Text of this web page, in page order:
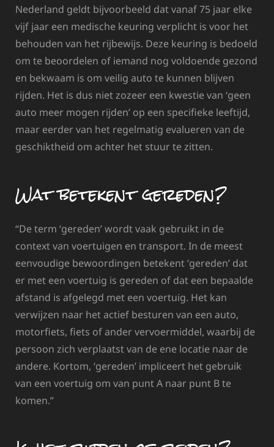
Nederland geldt bijvoorbeeld dat vanaf 75 jaar elke
vijf jaar een medische keuring verplicht is voor het
behouden van het rijbewijs. Deze keuring is bedoeld
om te beoordelen of iemand nog voldoende gezond
en bekwaam is om veilig auto te kunnen blijven
rijden. Het is dus niet zozeer een kwestie van ‘geen
auto meer mogen rijden’ op een specifieke leeftijd,
maar eerder van het regelmatig evalueren van de
geschiktheid om achter het stuur te zitten.
Wat betekent gereden?
“De term ‘gereden’ wordt vaak gebruikt in de
context van voertuigen en transport. In de meest
eenvoudige bewoordingen betekent ‘gereden’ dat
er met een voertuig is gereden of dat een bepaalde
afstand is afgelegd met een voertuig. Het kan
verwijzen naar het actief besturen van een auto,
motorfiets, fiets of ander vervoermiddel, waarbij de
persoon zich verplaatst van de ene locatie naar de
andere. Kortom, ‘gereden’ impliceert het gebruik
van een voertuig om van punt A naar punt B te
komen.”